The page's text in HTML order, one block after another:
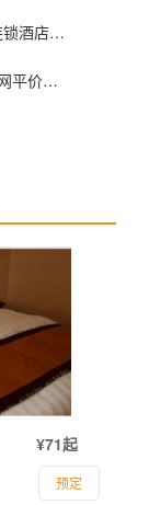
和顺连锁酒店式公寓（陆良二店）
曲靖e网平价宾馆
¥71起
预定